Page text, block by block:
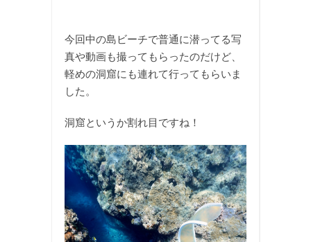
今回中の島ビーチで普通に潜ってる写
真や動画も撮ってもらったのだけど、
軽めの洞窟にも連れて行ってもらいま
した。
洞窟というか割れ目ですね！